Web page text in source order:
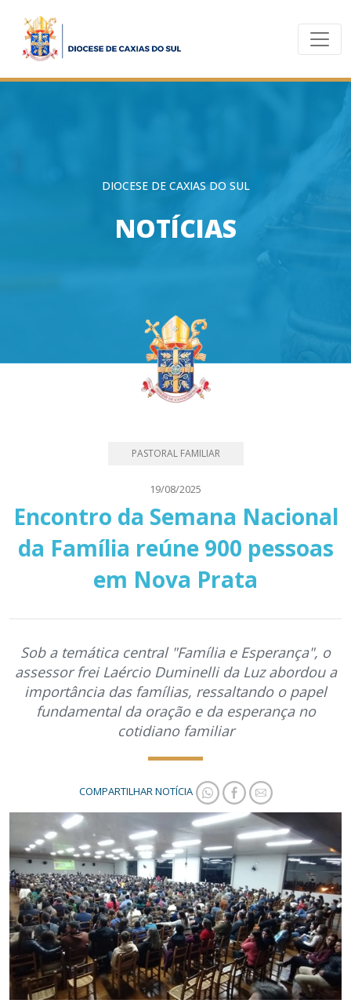
DIOCESE DE CAXIAS DO SUL
NOTÍCIAS
PASTORAL FAMILIAR
19/08/2025
Encontro da Semana Nacional
da Família reúne 900 pessoas
em Nova Prata
Sob a temática central "Família e Esperança", o
assessor frei Laércio Duminelli da Luz abordou a
importância das famílias, ressaltando o papel
fundamental da oração e da esperança no
cotidiano familiar
COMPARTILHAR NOTÍCIA